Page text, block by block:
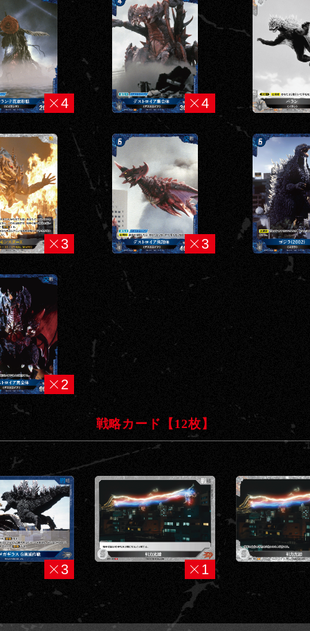
4 4
3 3
2
戦略カード【12枚】
3 1